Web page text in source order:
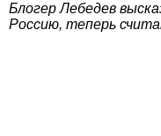
Блогер Лебедев
Россию, теперь